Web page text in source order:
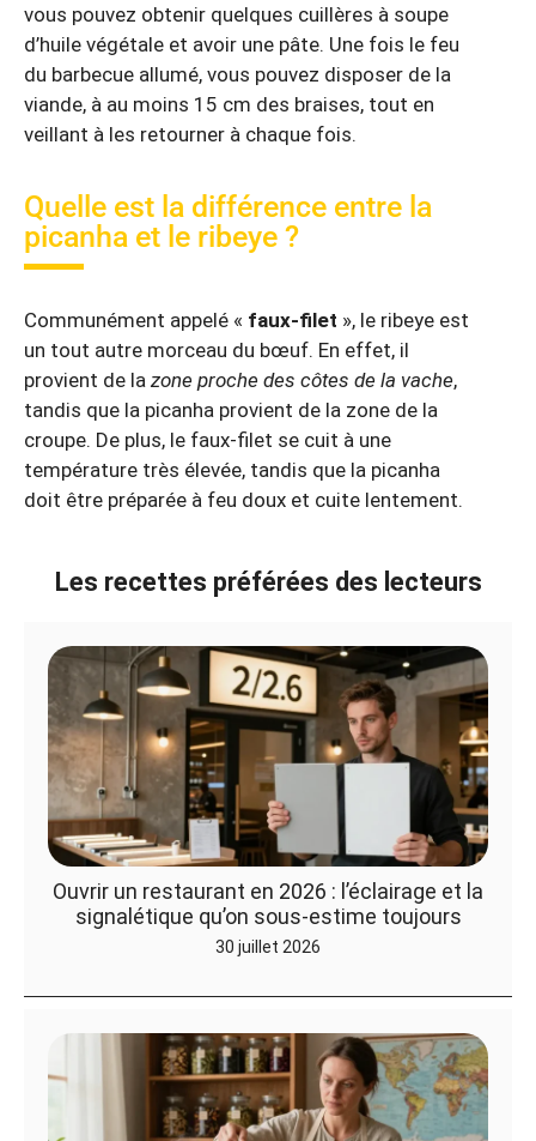
vous pouvez obtenir quelques cuillères à soupe
d’huile végétale et avoir une pâte. Une fois le feu
du barbecue allumé, vous pouvez disposer de la
viande, à au moins 15 cm des braises, tout en
veillant à les retourner à chaque fois.
Quelle est la différence entre la
picanha et le ribeye ?
Communément appelé « faux-filet », le ribeye est
un tout autre morceau du bœuf. En effet, il
provient de la zone proche des côtes de la vache,
tandis que la picanha provient de la zone de la
croupe. De plus, le faux-filet se cuit à une
température très élevée, tandis que la picanha
doit être préparée à feu doux et cuite lentement.
Les recettes préférées des lecteurs
Ouvrir un restaurant en 2026 : l’éclairage et la
signalétique qu’on sous-estime toujours
30 juillet 2026